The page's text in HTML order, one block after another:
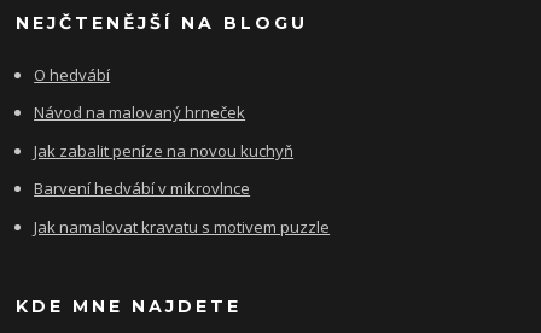
NEJČTENĚJŠÍ NA BLOGU
O hedvábí
Návod na malovaný hrneček
Jak zabalit peníze na novou kuchyň
Barvení hedvábí v mikrovlnce
Jak namalovat kravatu s motivem puzzle
KDE MNE NAJDETE